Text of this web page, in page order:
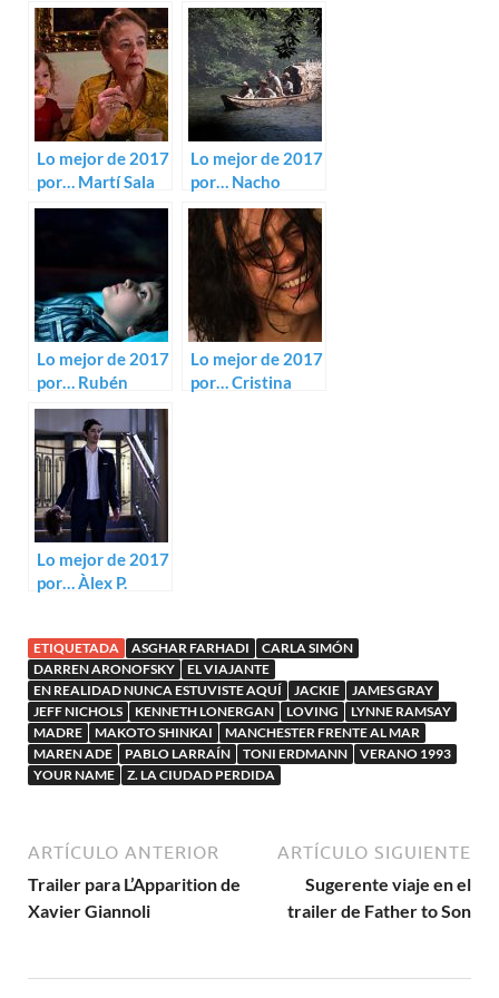
Lo mejor de 2017
por… Martí Sala
Lo mejor de 2017
por… Nacho
Villalba
Lo mejor de 2017
por… Rubén
Redondo
Lo mejor de 2017
por… Cristina
Lo mejor de 2017
por… Àlex P.
ETIQUETADA ASGHAR FARHADI
CARLA SIMÓN
DARREN ARONOFSKY
EL VIAJANTE
EN REALIDAD NUNCA ESTUVISTE AQUÍ
JACKIE
JAMES GRAY
JEFF NICHOLS
KENNETH LONERGAN LOVING
LYNNE RAMSAY
MADRE
MAKOTO SHINKAI
MANCHESTER FRENTE AL MAR
MAREN ADE
PABLO LARRAÍN TONI ERDMANN
VERANO 1993
YOUR NAME
Z. LA CIUDAD PERDIDA
ARTÍCULO ANTERIOR
Trailer para L’Apparition de
Xavier Giannoli
ARTÍCULO SIGUIENTE
Sugerente viaje en el
trailer de Father to Son